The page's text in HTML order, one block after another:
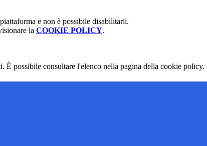
e non è possibile disabilitarli.
la COOKIE POLICY.
È possibile consultare l'elenco nella pagina della cookie policy.